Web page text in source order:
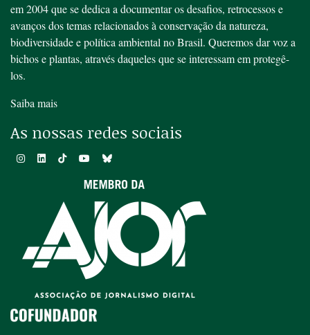
em 2004 que se dedica a documentar os desafios, retrocessos e
avanços dos temas relacionados à conservação da natureza,
biodiversidade e política ambiental no Brasil. Queremos dar voz a
bichos e plantas, através daqueles que se interessam em protegê-
los.
Saiba mais
As nossas redes sociais